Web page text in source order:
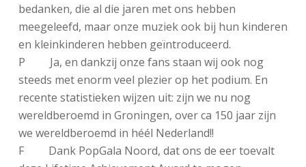
bedanken, die al die jaren met ons hebben
meegeleefd, maar onze muziek ook bij hun kinderen
en kleinkinderen hebben geïntroduceerd.
P Ja, en dankzij onze fans staan wij ook nog
steeds met enorm veel plezier op het podium. En
recente statistieken wijzen uit: zijn we nu nog
wereldberoemd in Groningen, over ca 150 jaar zijn
we wereldberoemd in héél Nederland!!
F Dank PopGala Noord, dat ons de eer toevalt